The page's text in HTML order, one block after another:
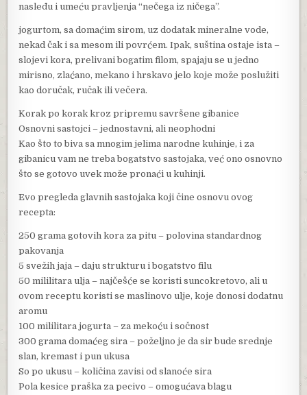
nasleđu i umeću pravljenja “nečega iz ničega”.
jogurtom, sa domaćim sirom, uz dodatak mineralne vode,
nekad čak i sa mesom ili povrćem. Ipak, suština ostaje ista –
slojevi kora, prelivani bogatim filom, spajaju se u jedno
mirisno, zlaćano, mekano i hrskavo jelo koje može poslužiti
kao doručak, ručak ili večera.
Korak po korak kroz pripremu savršene gibanice
Osnovni sastojci – jednostavni, ali neophodni
Kao što to biva sa mnogim jelima narodne kuhinje, i za
gibanicu vam ne treba bogatstvo sastojaka, već ono osnovno
što se gotovo uvek može pronaći u kuhinji.
Evo pregleda glavnih sastojaka koji čine osnovu ovog
recepta:
250 grama gotovih kora za pitu – polovina standardnog
pakovanja
5 svežih jaja – daju strukturu i bogatstvo filu
50 mililitara ulja – najčešće se koristi suncokretovo, ali u
ovom receptu koristi se maslinovo ulje, koje donosi dodatnu
aromu
100 mililitara jogurta – za mekoću i sočnost
300 grama domaćeg sira – poželjno je da sir bude srednje
slan, kremast i pun ukusa
So po ukusu – količina zavisi od slanoće sira
Pola kesice praška za pecivo – omogućava blagu